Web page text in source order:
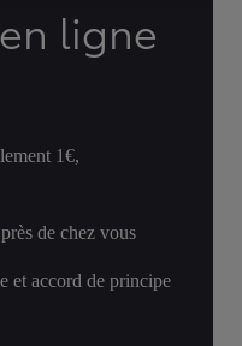
ligne
1€,
de chez vous
et accord de principe